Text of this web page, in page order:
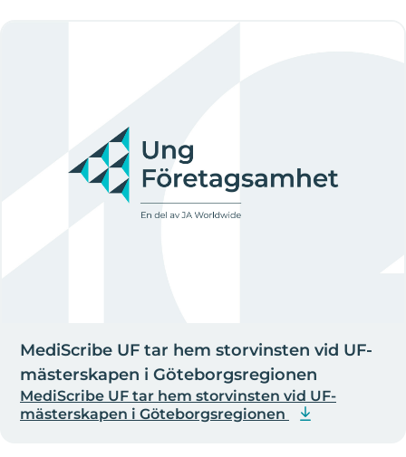
MediScribe UF tar hem storvinsten vid UF-
mästerskapen i Göteborgsregionen
MediScribe UF tar hem storvinsten vid UF-
mästerskapen i Göteborgsregionen